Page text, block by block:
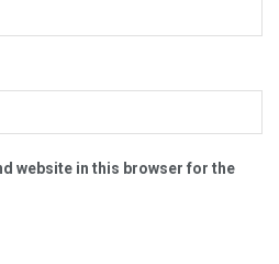
website in this browser for the